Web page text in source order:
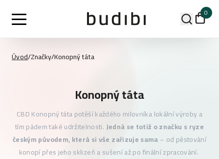
0
Úvod/Značky/Konopný táta
Konopný táta
CBD Konopný táta potěší každého milovníka lokální výroby a
tím pádem také udržitelnosti. Jedná se totiž o značku s ryze
českým původem, která si vše zařizuje sama– od pěstování
konopí přes jeho sklizeň a sušení až po finální zpracování.